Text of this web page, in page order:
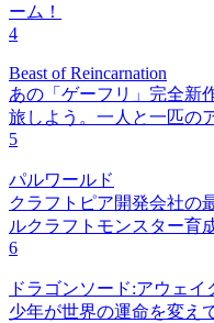
ーム！
4
Beast of Reincarnation
あの「ゲーフリ」完全新
旅しよう。一人と一匹の
5
パルワールド
クラフトピア開発会社の
ルクラフトモンスター育
6
ドラゴンソード:アウェイ
少年が世界の運命を変え